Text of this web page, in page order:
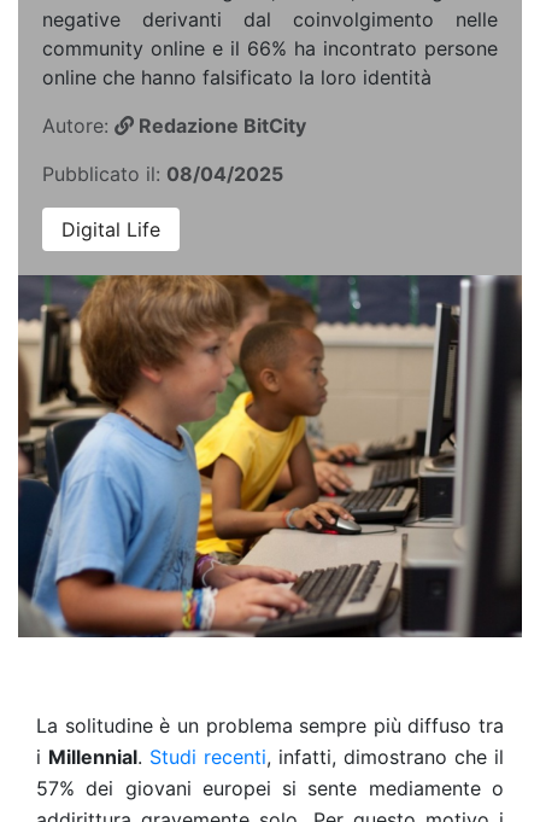
negative derivanti dal coinvolgimento nelle
community online e il 66% ha incontrato persone
online che hanno falsificato la loro identità
Autore:
Redazione BitCity
Pubblicato il: 08/04/2025
Digital Life
La solitudine è un problema sempre più diffuso tra
i Millennial. Studi recenti, infatti, dimostrano che il
57% dei giovani europei si sente mediamente o